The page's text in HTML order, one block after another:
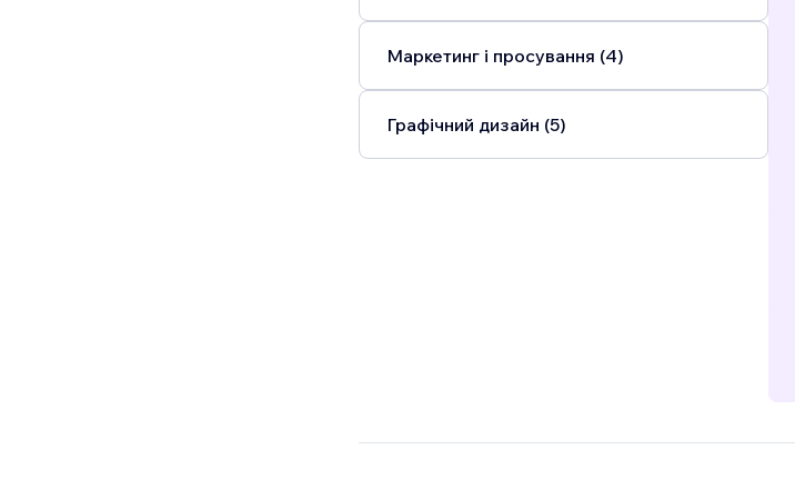
Маркетинг і просування (4)
Графічний дизайн (5)